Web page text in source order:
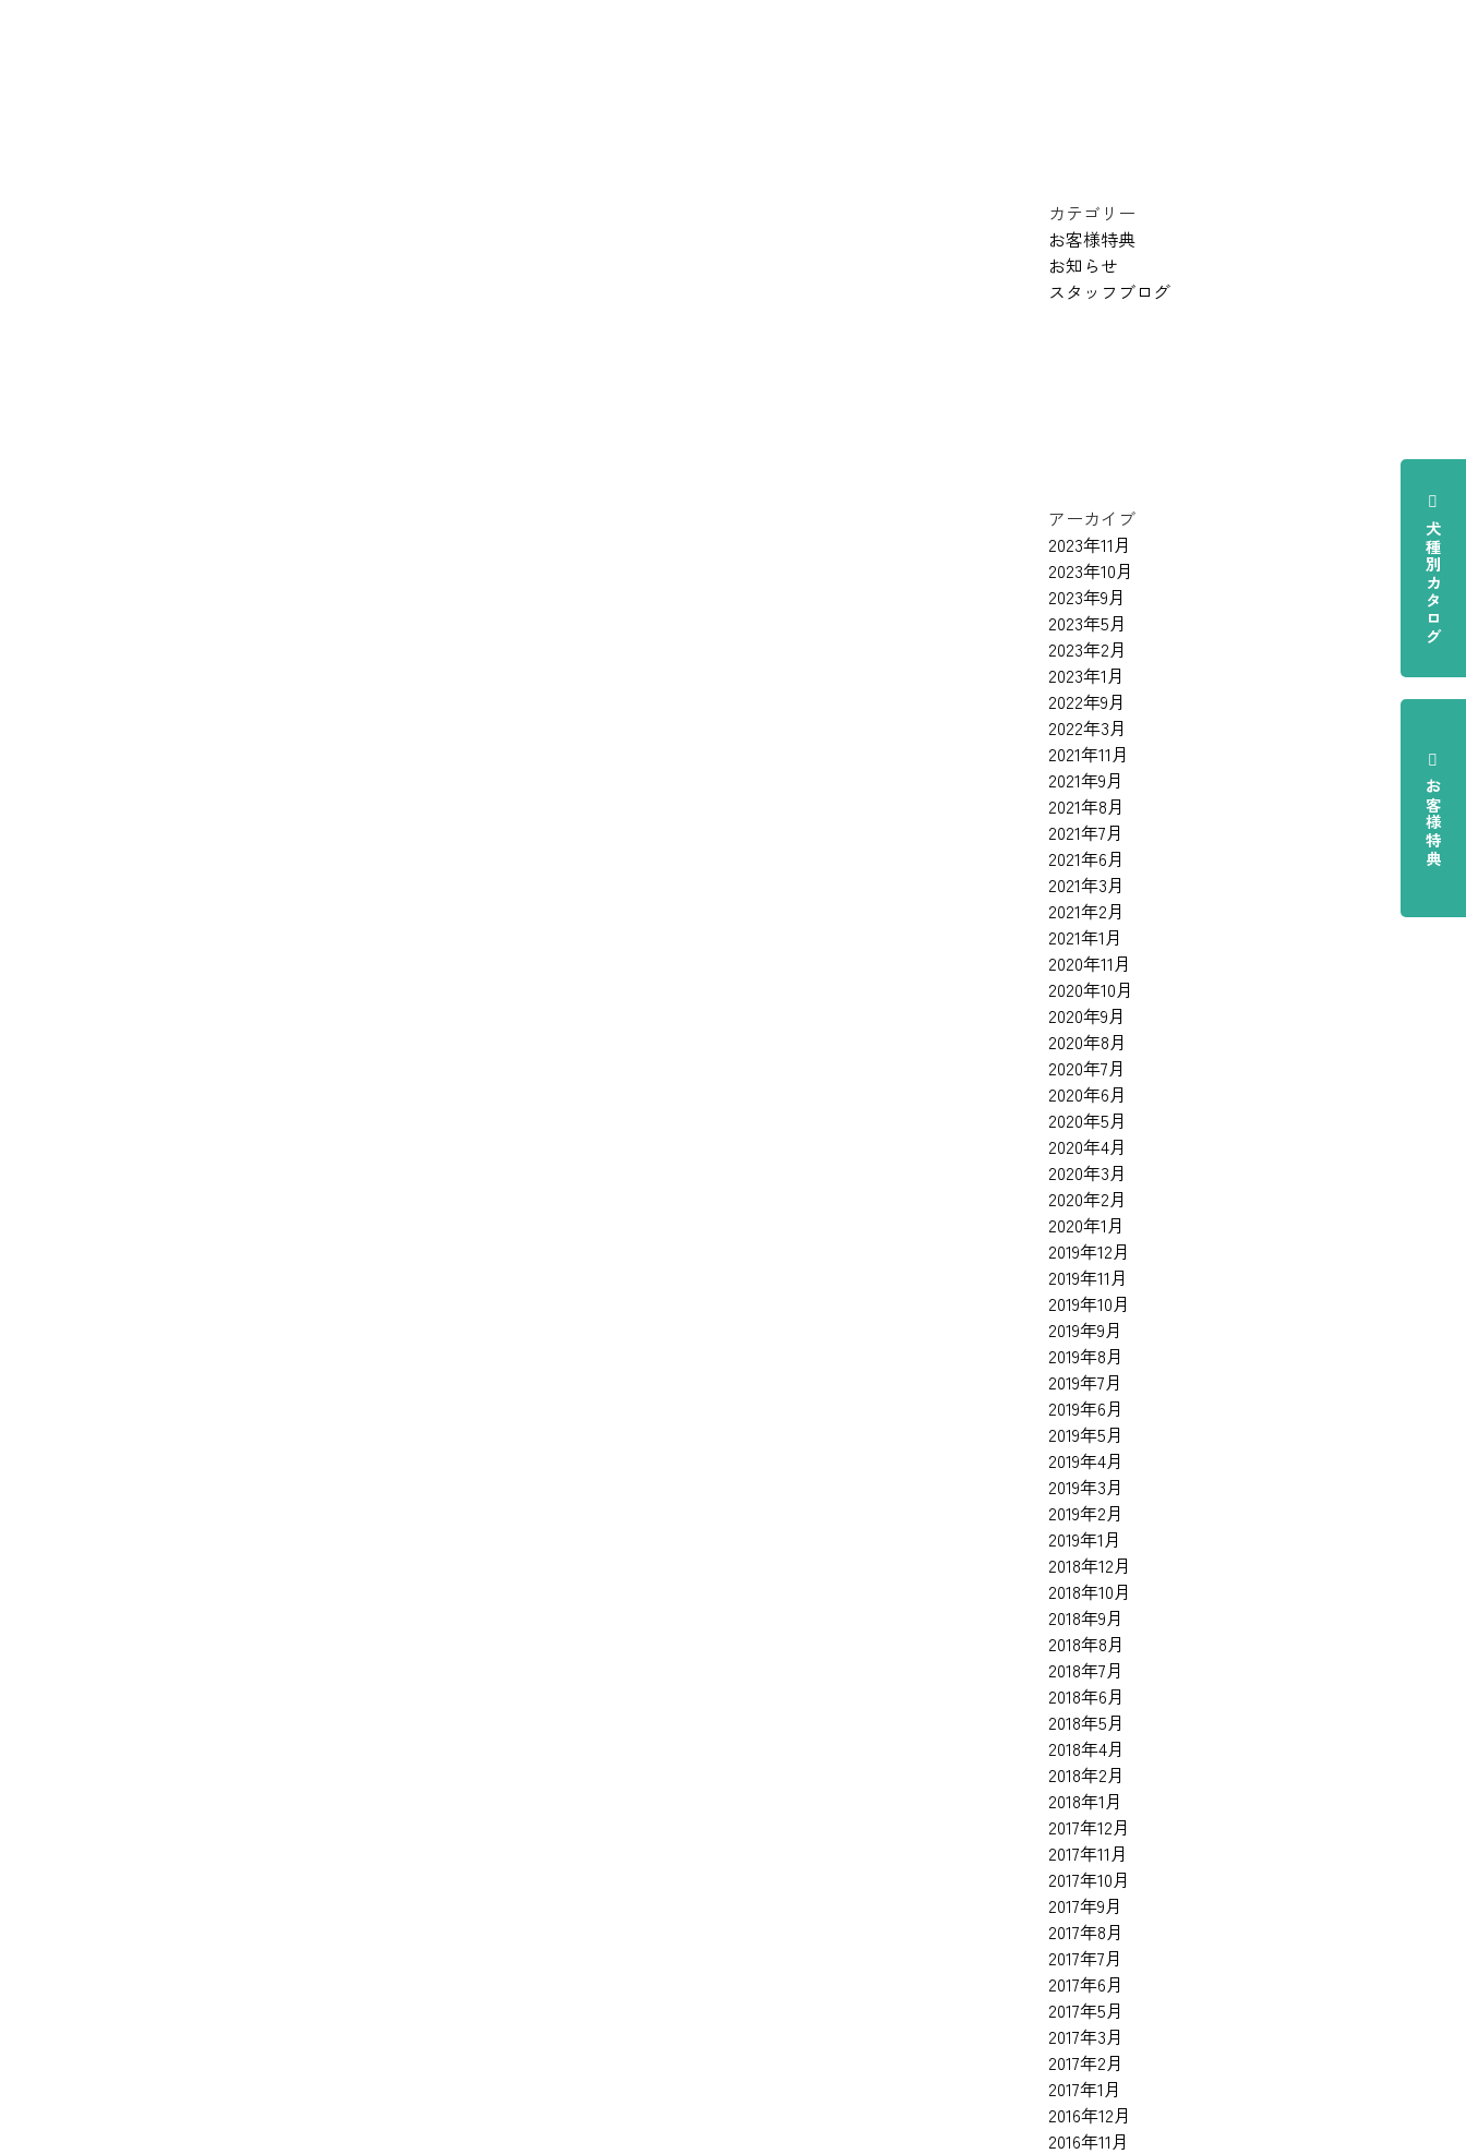
犬種別カタログ
お客様特典
カテゴリー
お客様特典
お知らせ
スタッフブログ
アーカイブ
2023年11月
2023年10月
2023年9月
2023年5月
2023年2月
2023年1月
2022年9月
2022年3月
2021年11月
2021年9月
2021年8月
2021年7月
2021年6月
2021年3月
2021年2月
2021年1月
2020年11月
2020年10月
2020年9月
2020年8月
2020年7月
2020年6月
2020年5月
2020年4月
2020年3月
2020年2月
2020年1月
2019年12月
2019年11月
2019年10月
2019年9月
2019年8月
2019年7月
2019年6月
2019年5月
2019年4月
2019年3月
2019年2月
2019年1月
2018年12月
2018年10月
2018年9月
2018年8月
2018年7月
2018年6月
2018年5月
2018年4月
2018年2月
2018年1月
2017年12月
2017年11月
2017年10月
2017年9月
2017年8月
2017年7月
2017年6月
2017年5月
2017年3月
2017年2月
2017年1月
2016年12月
2016年11月